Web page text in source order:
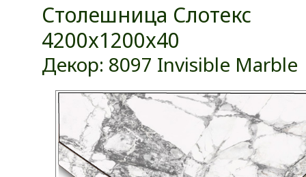
Столешница Слотекс
4200x1200x40
Декор: 8097 Invisible Marble